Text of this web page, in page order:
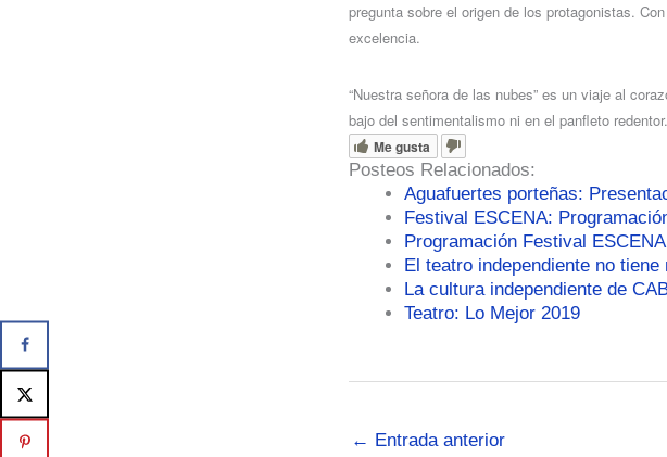
pregunta sobre el origen de los protagonistas.
excelencia.
“Nuestra señora de las nubes” es un viaje al
bajo del sentimentalismo ni en el panfleto redentor.
Me gusta
Posteos Relacionados:
Aguafuertes porteñas:
Festival ESCENA:
Programación Festival
El teatro independiente no
La cultura independiente de
Teatro: Lo Mejor 2019
← Entrada anterior